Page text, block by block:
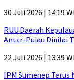
30 Juli 2026 | 14:19
RUU Daerah
Antar-Pulau Dinilai
22 Juli 2026 | 13:39
IPM Sumenep